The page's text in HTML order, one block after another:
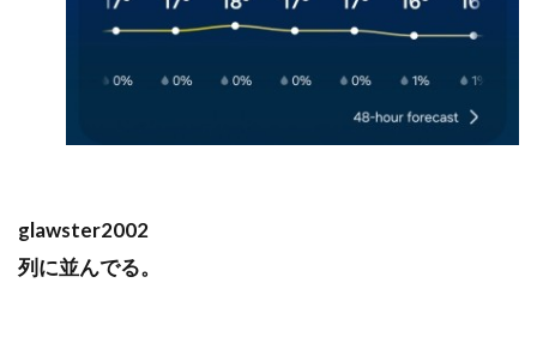
glawster2002
列に並んでる。